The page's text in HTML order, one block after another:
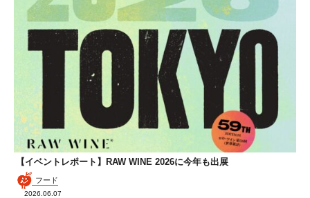
【イベントレポート】RAW WINE 2026に今年も出展
フード
2026.06.07